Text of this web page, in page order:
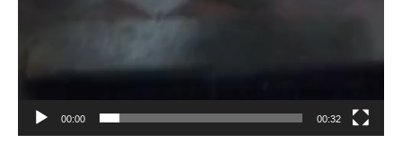
00:00 00:32